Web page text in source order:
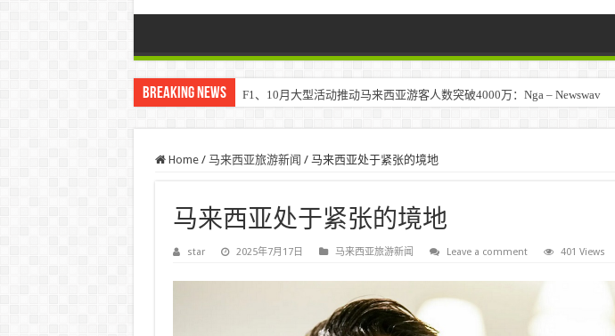
Breaking News F1、10月大型活动推动马来西亚游客人数突破4000万：Nga – Newswav
Home / 马来西亚旅游新闻 / 马来西亚处于紧张的境地
马来西亚处于紧张的境地
star 2025年7月17日 马来西亚旅游新闻 Leave a comment 401 Views